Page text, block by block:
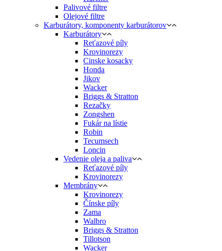
Palivové filtre
Olejové filtre
Karburátory, komponenty karburátorov
Karburátory
Reťazové píly
Krovinorezy
Cinske kosacky
Honda
Jikov
Wacker
Briggs & Stratton
Rezačky
Zongshen
Fukár na lístie
Robin
Tecumsech
Loncin
Vedenie oleja a paliva
Reťazové píly
Krovinorezy
Membrány
Krovinorezy
Čínske píly
Zama
Walbro
Briggs & Stratton
Tillotson
Wacker